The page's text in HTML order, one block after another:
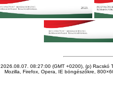
2026.08.07. 08:27:00 (GMT +0200), (p) Racskó
Mozilla, Firefox, Opera, IE böngészőkre,